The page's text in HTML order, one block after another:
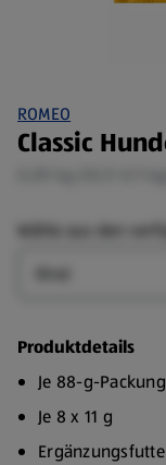
ROMEO
Classic
Wähle aus den
Produktdetails
Je 88-g-Packung
Je 8 x 11 g